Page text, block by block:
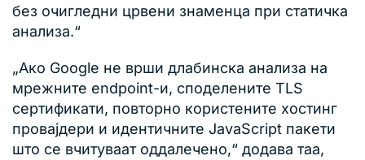
без очигледни црвени знаменца при статичка
анализа.“
„Ако Google не врши длабинска анализа на
мрежните endpoint-и, споделените TLS
сертификати, повторно користените хостинг
провајдери и идентичните JavaScript пакети
што се вчитуваат оддалечено,“ додава таа,